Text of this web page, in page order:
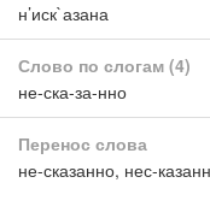
н’иск`азана
Слово по слогам (4)
не-ска-за-нно
Перенос слова
не-сказанно, нес-